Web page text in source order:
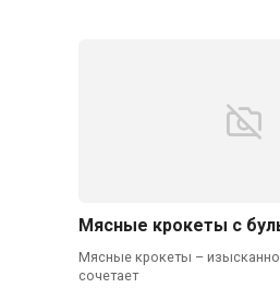
Мясные крокеты с
Мясные крокеты –
сочетает